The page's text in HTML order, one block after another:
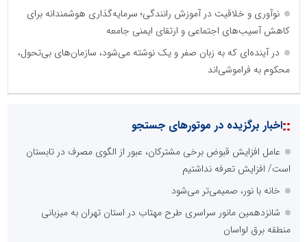
نوآوری و خلاقیت در آموزش رانندگی؛ سرمایه‌گذاری هوشمندانه برای
کاهش آسیب‌های اجتماعی و ارتقای ایمنی جامعه
در آینده‌ای که به زبان صفر و یک نوشته می‌شود، سازمان‌های بی‌تحول،
محکوم به فراموشی‌اند
::اخبار برگزیده در موتورهای جستجو
عامل افزایش قبوض برخی مشترکان، عبور از الگوی مصرف در تابستان
است/ افزایش تعرفه نداشتیم
خانه با نور، صمیمی‌تر می‌شود
شانزدهمین مانور سراسری طرح مهتاب در استان تهران به میزبانی
منطقه برق لواسان